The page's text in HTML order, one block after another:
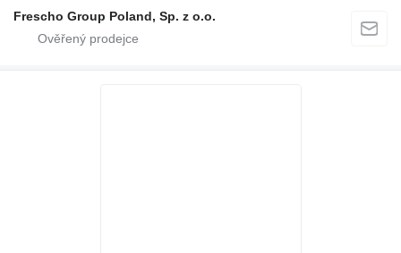
Frescho Group Poland, Sp. z o.o.